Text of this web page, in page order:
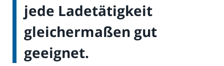
jede Ladetätigkeit
gleichermaßen gut
geeignet.